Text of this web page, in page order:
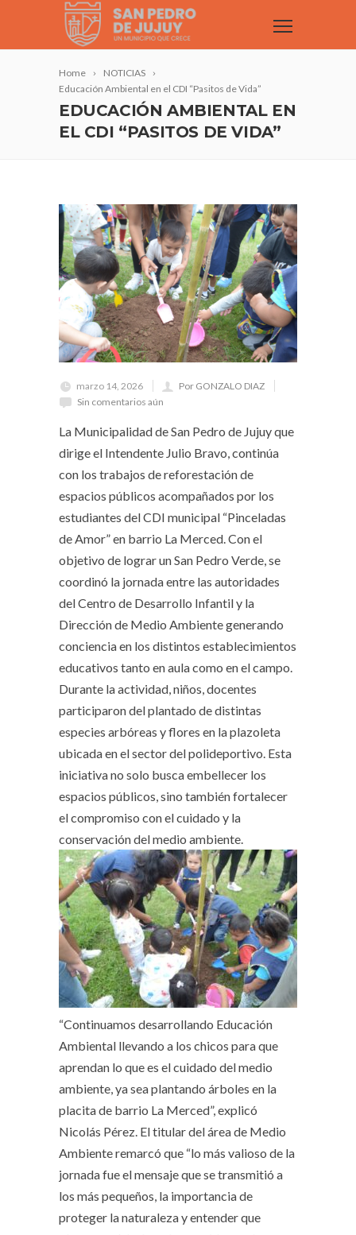
Home
NOTICIAS
Educación Ambiental en el CDI “Pasitos de Vida”
EDUCACIÓN AMBIENTAL EN
EL CDI “PASITOS DE VIDA”
marzo 14, 2026
Por GONZALO DIAZ
Sin comentarios aún
La Municipalidad de San Pedro de Jujuy que
dirige el Intendente Julio Bravo, continúa
con los trabajos de reforestación de
espacios públicos acompañados por los
estudiantes del CDI municipal “Pinceladas
de Amor” en barrio La Merced. Con el
objetivo de lograr un San Pedro Verde, se
coordinó la jornada entre las autoridades
del Centro de Desarrollo Infantil y la
Dirección de Medio Ambiente generando
conciencia en los distintos establecimientos
educativos tanto en aula como en el campo.
Durante la actividad, niños, docentes
participaron del plantado de distintas
especies arbóreas y flores en la plazoleta
ubicada en el sector del polideportivo. Esta
iniciativa no solo busca embellecer los
espacios públicos, sino también fortalecer
el compromiso con el cuidado y la
conservación del medio ambiente.
“Continuamos desarrollando Educación
Ambiental llevando a los chicos para que
aprendan lo que es el cuidado del medio
ambiente, ya sea plantando árboles en la
placita de barrio La Merced”, explicó
Nicolás Pérez. El titular del área de Medio
Ambiente remarcó que “lo más valioso de la
jornada fue el mensaje que se transmitió a
los más pequeños, la importancia de
proteger la naturaleza y entender que